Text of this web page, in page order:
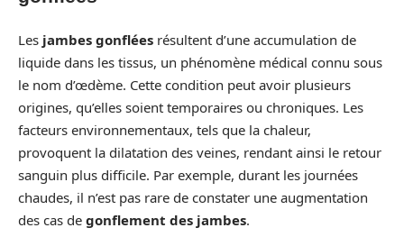
Les jambes gonflées résultent d’une accumulation de
liquide dans les tissus, un phénomène médical connu sous
le nom d’œdème. Cette condition peut avoir plusieurs
origines, qu’elles soient temporaires ou chroniques. Les
facteurs environnementaux, tels que la chaleur,
provoquent la dilatation des veines, rendant ainsi le retour
sanguin plus difficile. Par exemple, durant les journées
chaudes, il n’est pas rare de constater une augmentation
des cas de gonflement des jambes.